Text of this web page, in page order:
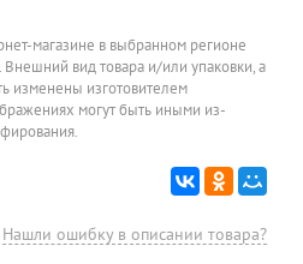
магазине в выбранном регионе
Внешний вид товара и/или упаковки, а
изменены изготовителем
могут быть иными из-
Нашли ошибку в описании товара?